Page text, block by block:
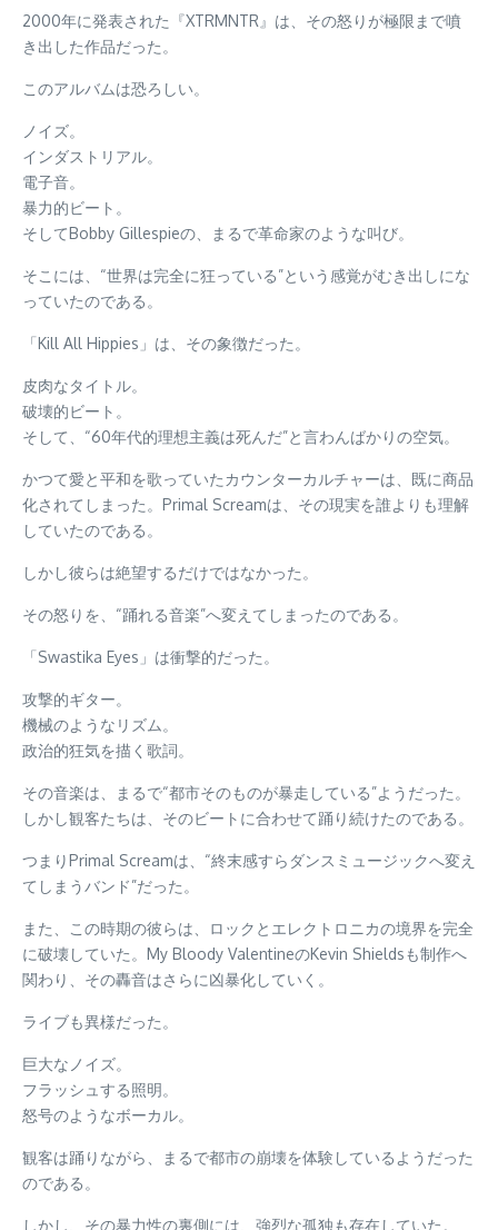
2000年に発表された『XTRMNTR』は、その怒りが極限まで噴
き出した作品だった。
このアルバムは恐ろしい。
ノイズ。
インダストリアル。
電子音。
暴力的ビート。
そしてBobby Gillespieの、まるで革命家のような叫び。
そこには、“世界は完全に狂っている”という感覚がむき出しにな
っていたのである。
「Kill All Hippies」は、その象徴だった。
皮肉なタイトル。
破壊的ビート。
そして、“60年代的理想主義は死んだ”と言わんばかりの空気。
かつて愛と平和を歌っていたカウンターカルチャーは、既に商品
化されてしまった。Primal Screamは、その現実を誰よりも理解
していたのである。
しかし彼らは絶望するだけではなかった。
その怒りを、“踊れる音楽”へ変えてしまったのである。
「Swastika Eyes」は衝撃的だった。
攻撃的ギター。
機械のようなリズム。
政治的狂気を描く歌詞。
その音楽は、まるで“都市そのものが暴走している”ようだった。
しかし観客たちは、そのビートに合わせて踊り続けたのである。
つまりPrimal Screamは、“終末感すらダンスミュージックへ変え
てしまうバンド”だった。
また、この時期の彼らは、ロックとエレクトロニカの境界を完全
に破壊していた。My Bloody ValentineのKevin Shieldsも制作へ
関わり、その轟音はさらに凶暴化していく。
ライブも異様だった。
巨大なノイズ。
フラッシュする照明。
怒号のようなボーカル。
観客は踊りながら、まるで都市の崩壊を体験しているようだった
のである。
しかし、その暴力性の裏側には、強烈な孤独も存在していた。